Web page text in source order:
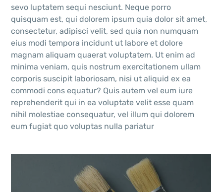
sevo luptatem sequi nesciunt. Neque porro
quisquam est, qui dolorem ipsum quia dolor sit amet,
consectetur, adipisci velit, sed quia non numquam
eius modi tempora incidunt ut labore et dolore
magnam aliquam quaerat voluptatem. Ut enim ad
minima veniam, quis nostrum exercitationem ullam
corporis suscipit laboriosam, nisi ut aliquid ex ea
commodi cons equatur? Quis autem vel eum iure
reprehenderit qui in ea voluptate velit esse quam
nihil molestiae consequatur, vel illum qui dolorem
eum fugiat quo voluptas nulla pariatur